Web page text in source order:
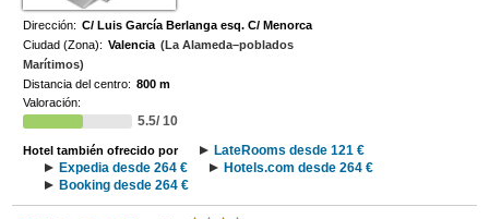
Dirección: C/ Luis García Berlanga esq. C/ Menorca
Ciudad (Zona): Valencia (La Alameda–poblados
Marítimos)
Distancia del centro: 800 m
Valoración:
5.5/ 10
Hotel también ofrecido por
LateRooms desde 121 €
Expedia desde 264 €
Hotels.com desde 264 €
Booking desde 264 €